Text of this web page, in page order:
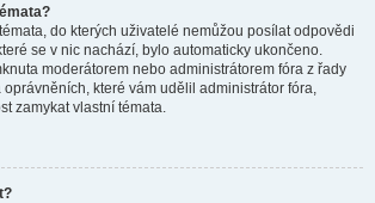
do kterých uživatelé nemůžou posílat odpovědi
se v nic nachází, bylo automaticky ukončeno.
moderátorem nebo administrátorem fóra z řady
které vám udělil administrátor fóra,
zamykat vlastní témata.